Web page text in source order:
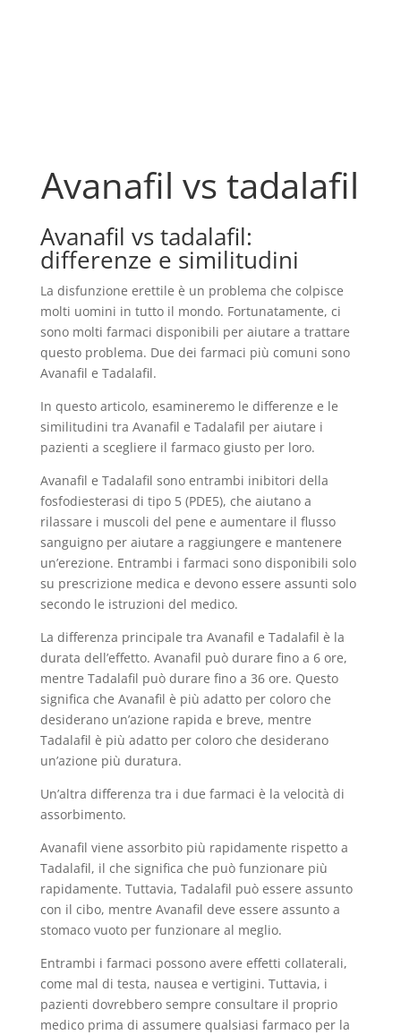
Avanafil vs tadalafil
Avanafil vs tadalafil:
differenze e similitudini
La disfunzione erettile è un problema che colpisce
molti uomini in tutto il mondo. Fortunatamente, ci
sono molti farmaci disponibili per aiutare a trattare
questo problema. Due dei farmaci più comuni sono
Avanafil e Tadalafil.
In questo articolo, esamineremo le differenze e le
similitudini tra Avanafil e Tadalafil per aiutare i
pazienti a scegliere il farmaco giusto per loro.
Avanafil e Tadalafil sono entrambi inibitori della
fosfodiesterasi di tipo 5 (PDE5), che aiutano a
rilassare i muscoli del pene e aumentare il flusso
sanguigno per aiutare a raggiungere e mantenere
un’erezione. Entrambi i farmaci sono disponibili solo
su prescrizione medica e devono essere assunti solo
secondo le istruzioni del medico.
La differenza principale tra Avanafil e Tadalafil è la
durata dell’effetto. Avanafil può durare fino a 6 ore,
mentre Tadalafil può durare fino a 36 ore. Questo
significa che Avanafil è più adatto per coloro che
desiderano un’azione rapida e breve, mentre
Tadalafil è più adatto per coloro che desiderano
un’azione più duratura.
Un’altra differenza tra i due farmaci è la velocità di
assorbimento.
Avanafil viene assorbito più rapidamente rispetto a
Tadalafil, il che significa che può funzionare più
rapidamente. Tuttavia, Tadalafil può essere assunto
con il cibo, mentre Avanafil deve essere assunto a
stomaco vuoto per funzionare al meglio.
Entrambi i farmaci possono avere effetti collaterali,
come mal di testa, nausea e vertigini. Tuttavia, i
pazienti dovrebbero sempre consultare il proprio
medico prima di assumere qualsiasi farmaco per la